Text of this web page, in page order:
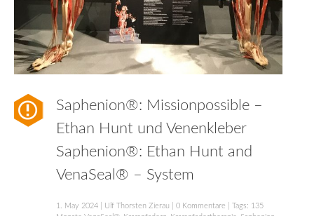
Saphenion®: Missionpossible –
Ethan Hunt und Venenkleber
Saphenion®: Ethan Hunt and
VenaSeal® – System
1. May 2024 Ulf Thorsten Zierau 0 Kommentare | Tags: 135